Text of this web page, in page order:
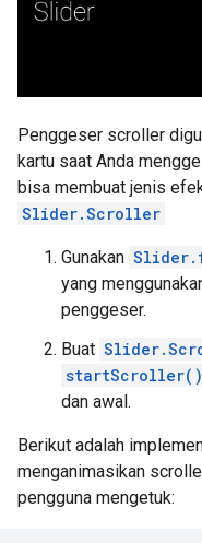
Penggeser scroller
kartu saat Anda
bisa membuat jenis
Slider.Scroller
Gunakan
yang
penggeser.
Buat
startScroller()
dan awal.
Berikut adalah
menganimasikan
pengguna mengetuk: